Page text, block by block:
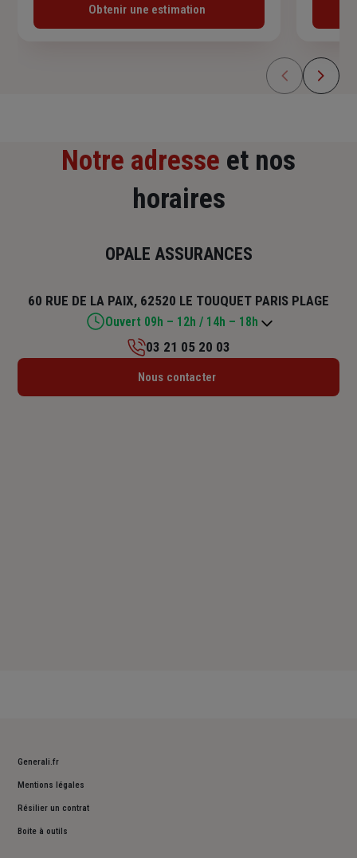
Obtenir une estimation
Notre adresse et nos
horaires
OPALE ASSURANCES
60 RUE DE LA PAIX, 62520 LE TOUQUET PARIS PLAGE
Ouvert 09h – 12h / 14h – 18h
Lundi : 09h – 12h / 14h – 18h
03 21 05 20 03
Nous contacter
Generali.fr
Mentions légales
Résilier un contrat
Boite à outils